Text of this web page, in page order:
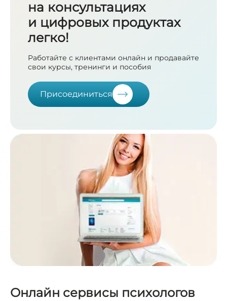
на консультациях
и цифровых продуктах
легко!
Работайте с клиентами онлайн и продавайте
свои курсы, тренинги и пособия
Присоединиться
Онлайн сервисы психологов